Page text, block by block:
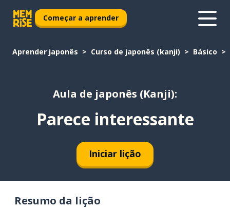
Começar a aprender
Aprender japonês Curso de japonês (kanji) Básico
Aula de japonês (Kanji):
Parece interessante
Iniciar lição
Resumo da lição